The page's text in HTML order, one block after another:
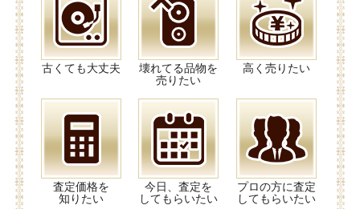
古くても大丈夫
壊れてる品物を
売りたい
高く売りたい
査定価格を
知りたい
今日、査定を
してもらいたい
プロの方に査定
してもらいたい